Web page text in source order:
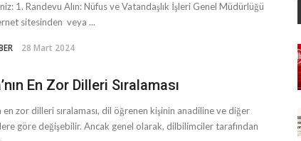
1. Randevu Alın: Nüfus ve Vatandaşlık İşleri Genel Müdürlüğü
sitesinden veya ...
28 Mart 2024
En Zor Dilleri Sıralaması
en zor dilleri sıralaması, dil öğrenen kişinin anadiline ve diğer
göre değişebilir. Ancak genel olarak, dilbilimciler tarafından